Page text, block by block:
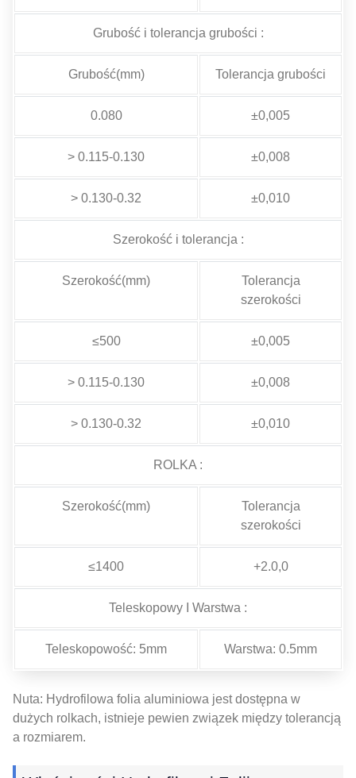
Grubość i tolerancja grubości :
Grubość(mm) Tolerancja grubości
0.080 ±0,005
> 0.115-0.130 ±0,008
> 0.130-0.32 ±0,010
Szerokość i tolerancja :
Szerokość(mm)
Tolerancja
szerokości
≤500 ±0,005
> 0.115-0.130 ±0,008
> 0.130-0.32 ±0,010
ROLKA :
Szerokość(mm)
Tolerancja
szerokości
≤1400 +2.0,0
Teleskopowy I Warstwa :
Teleskopowość: 5mm Warstwa: 0.5mm
Nuta: Hydrofilowa folia aluminiowa jest dostępna w
dużych rolkach, istnieje pewien związek między tolerancją
a rozmiarem.